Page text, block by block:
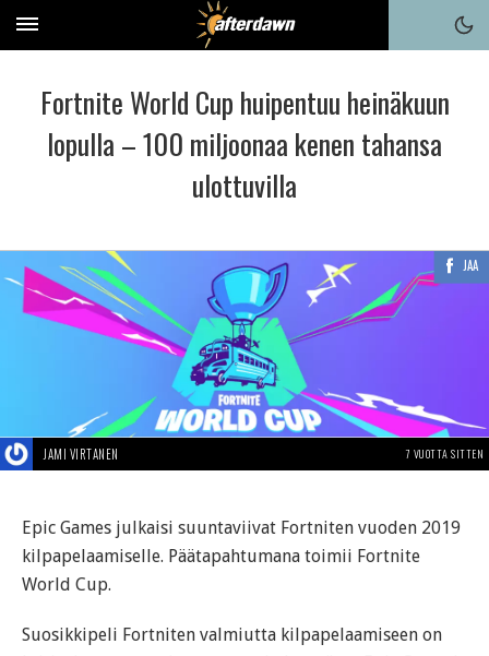
Fortnite World Cup huipentuu heinäkuun
lopulla – 100 miljoonaa kenen tahansa
ulottuvilla
JAA
JAMI VIRTANEN 7 VUOTTA SITTEN
Epic Games julkaisi suuntaviivat Fortniten vuoden 2019
kilpapelaamiselle. Päätapahtumana toimii Fortnite
World Cup.
Suosikkipeli Fortniten valmiutta kilpapelaamiseen on